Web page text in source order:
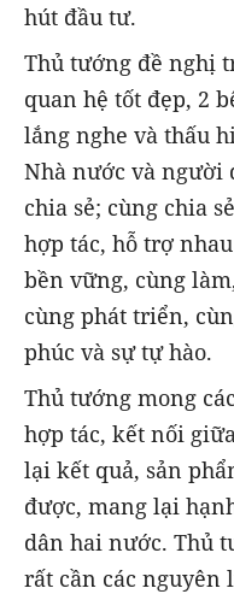
hút đầu tư.
Thủ tướng đề nghị
quan hệ tốt đẹp, 2
lắng nghe và thấu
Nhà nước và người
chia sẻ; cùng chia
hợp tác, hỗ trợ
bền vững, cùng
cùng phát triển,
phúc và sự tự hào.
Thủ tướng mong
hợp tác, kết nối
lại kết quả, sản
được, mang lại
dân hai nước. Thủ
rất cần các nguyên